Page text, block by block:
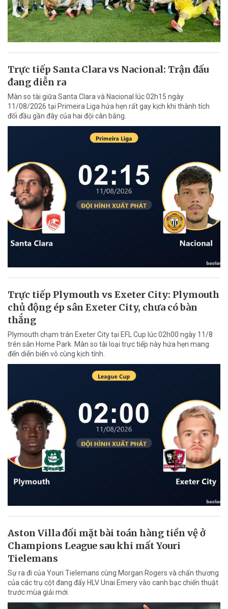
Trực tiếp Santa Clara vs Nacional: Trận đấu
đang diễn ra
Màn so tài giữa Santa Clara và Nacional lúc 02h15 ngày
11/08/2026 tại Primeira Liga hứa hẹn rất gay kịch khi thành tích
đối đầu gần đây của hai đội cân bằng.
Trực tiếp Plymouth vs Exeter City: Plymouth
chủ động ép sân Exeter City, chưa có bàn
thắng
Plymouth chạm trán Exeter City tại EFL Cup lúc 02h00 ngày 11/8
trên sân Home Park. Màn so tài loại trực tiếp này hứa hẹn mang
đến diễn biến vô cùng kịch tính.
Aston Villa đối mặt bài toán hàng tiền vệ ở
Champions League sau khi mất Youri
Tielemans
Sự ra đi của Youri Tielemans cùng Morgan Rogers và chấn thương
của các trụ cột đang đẩy HLV Unai Emery vào canh bạc chiến thuật
trước mùa giải mới.